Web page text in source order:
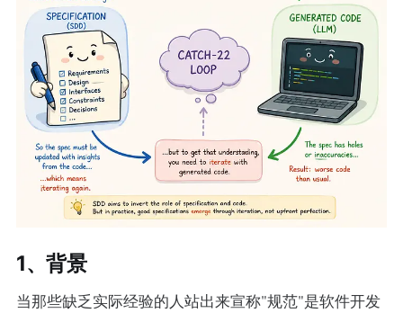
1、背景
当那些缺乏实际经验的人站出来宣称"规范"是软件开发